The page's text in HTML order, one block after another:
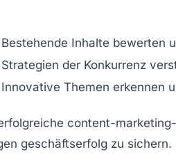
Bestehende Inhalte bewerten
Strategien der Konkurrenz
Innovative Themen erkennen